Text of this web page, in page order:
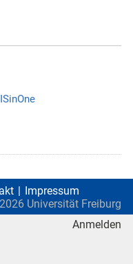
Impressum
2026 Universität Freiburg
Anmelden